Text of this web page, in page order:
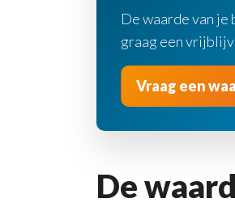
De waarde van je
graag een
Vraag een
De